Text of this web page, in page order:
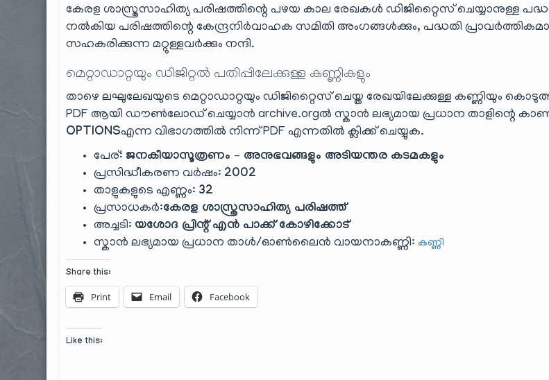
കേരള ശാസ്ത്രസാഹിത്യ പരിഷത്തിന്റെ പഴയ കാല രേഖകൾ ഡിജിറ്റൈസ് ചെയ്യാനുള്ള
നൽകിയ പരിഷത്തിന്റെ കേന്ദ്രനിര്‍വാഹക സമിതി അംഗങ്ങൾക്കും, പദ്ധതി
സഹകരിക്കുന്ന മറ്റുള്ളവർക്കും നന്ദി.
മെറ്റാഡാറ്റയും ഡിജിറ്റൽ പതിപ്പിലേക്കുള്ള കണ്ണികളും
താഴെ ലഘുലേഖയുടെ മെറ്റാഡാറ്റയും ഡിജിറ്റൈസ് ചെയ്ത രേഖയിലേക്കുള്ള കണ്ണിയും
PDF ആയി ഡൗൺലോഡ് ചെയ്യാൻ archive.orgൽ സ്കാൻ ലഭ്യമായ പ്രധാന താളിന്റെ
OPTIONSഎന്ന വിഭാഗത്തിൽ നിന്ന് PDF എന്നതിൽ ക്ലിക്ക് ചെയ്യുക.
പേര്: ജനകീയാസൂത്രണം – അനുഭവങ്ങളും അടിയന്തര കടമകളും
പ്രസിദ്ധീകരണ വർഷം: 2002
താളുകളുടെ എണ്ണം: 32
പ്രസാധകർ:കേരള ശാസ്ത്രസാഹിത്യ പരിഷത്ത്
അച്ചടി: യശോദ പ്രിന്റ് എൻ പാക്ക് കോഴിക്കോട്
സ്കാൻ ലഭ്യമായ പ്രധാന താൾ/ഓൺലൈൻ വായനാകണ്ണി: കണ്ണി
Share this:
Print Email Facebook
Like this: